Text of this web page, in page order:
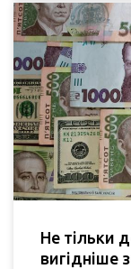
Не тільки
вигідніше